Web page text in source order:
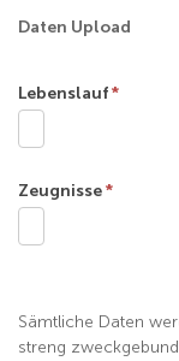
Daten Upload
Lebenslauf*
Zeugnisse*
Sämtliche Daten
streng